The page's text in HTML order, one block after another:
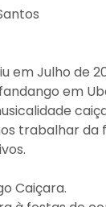
em Julho de
em
trabalhar
Caiçara.